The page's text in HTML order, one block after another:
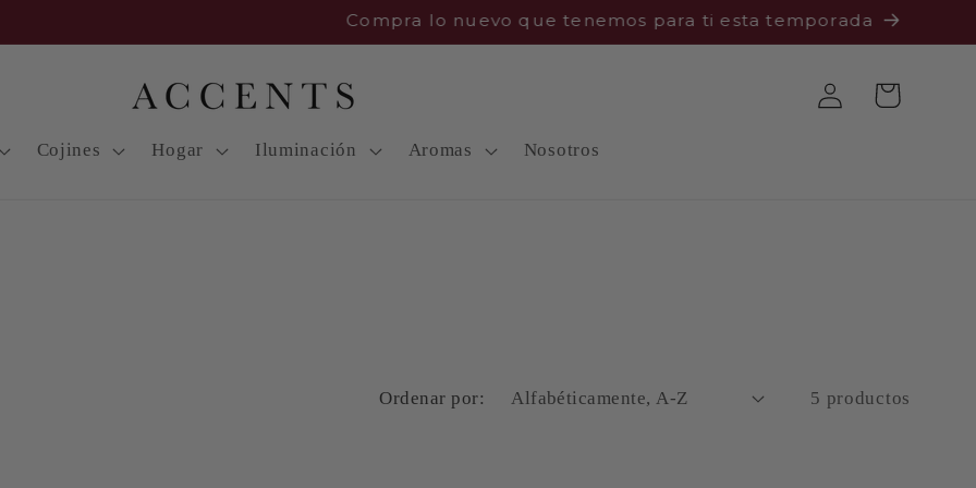
Compra lo nuevo que tenemos para ti esta temporada
Cojines Hogar Iluminación Aromas Nosotros
Iniciar
sesión
Carrito
Ordenar por: 5 productos